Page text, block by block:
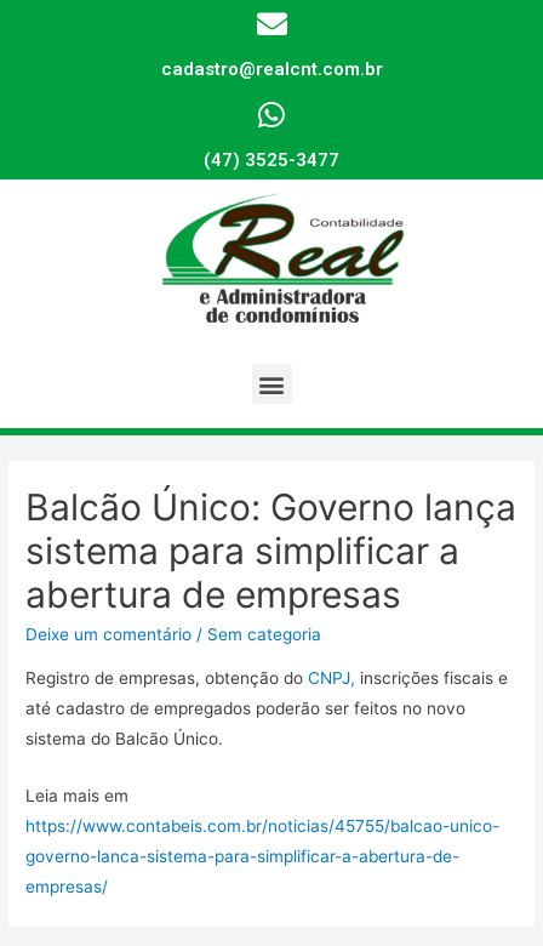
cadastro@realcnt.com.br
(47) 3525-3477
Balcão Único: Governo lança
sistema para simplificar a
abertura de empresas
Deixe um comentário / Sem categoria
Registro de empresas, obtenção doCNPJ, inscrições fiscais e
até cadastro de empregados poderão ser feitos no novo
sistema do Balcão Único.
Leia mais em
https://www.contabeis.com.br/noticias/45755/balcao-unico-
governo-lanca-sistema-para-simplificar-a-abertura-de-
empresas/